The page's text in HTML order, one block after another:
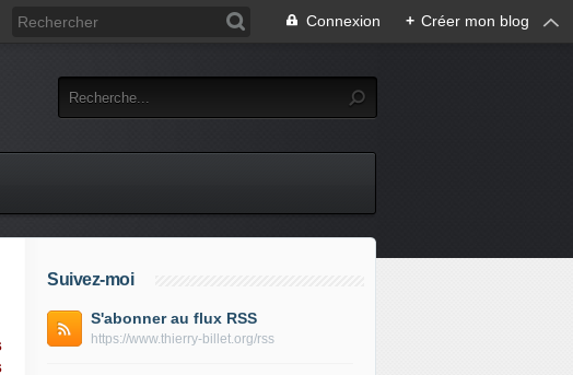
Connexion + Créer mon blog
Suivez-moi
S'abonner au flux RSS
https://www.thierry-billet.org/rss